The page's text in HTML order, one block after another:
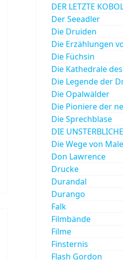
DER LETZTE
Der Seeadler
Die Druiden
Die Erzählungen
Die Füchsin
Die Kathedrale
Die Legende der
Die Opalwälder
Die Pioniere der
Die Sprechblase
DIE
Die Wege von
Don Lawrence
Drucke
Durandal
Durango
Falk
Filmbände
Filme
Finsternis
Flash Gordon